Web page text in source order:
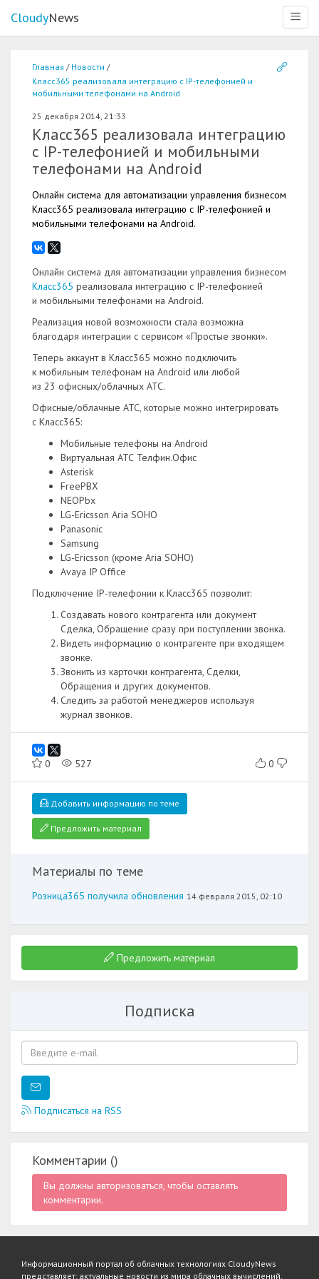
Меню
CloudyNews
Главная
Новости
Класс365 реализовала интеграцию с IP-телефонией и
мобильными телефонами на Android
25 декабря 2014, 21:33
Класс365 реализовала интеграцию
с IP-телефонией и мобильными
телефонами на Android
Онлайн система для автоматизации управления бизнесом
Класс365 реализовала интеграцию с IP-телефонией и
мобильными телефонами на Android.
Онлайн система для автоматизации управления бизнесом
Класс365 реализовала интеграцию с IP-телефонией
и мобильными телефонами на Android.
Реализация новой возможности стала возможна
благодаря интеграции с сервисом «Простые звонки».
Теперь аккаунт в Класс365 можно подключить
к мобильным телефонам на Android или любой
из 23 офисных/облачных АТС.
Офисные/облачные АТС, которые можно интегрировать
с Класс365:
Мобильные телефоны на Android
Виртуальная АТС Телфин.Офис
Asterisk
FreePBX
NEOPbx
LG-Ericsson Aria SOHO
Panasonic
Samsung
LG-Ericsson (кроме Aria SOHO)
Avaya IP Office
Подключение IP-телефонии к Класс365 позволит:
Создавать нового контрагента или документ
Сделка, Обращение сразу при поступлении звонка.
Видеть информацию о контрагенте при входящем
звонке.
Звонить из карточки контрагента, Сделки,
Обращения и других документов.
Следить за работой менеджеров используя
журнал звонков.
0 527 0
Добавить информацию по теме
Предложить материал
Материалы по теме
Розница365 получила обновления 14 февраля 2015, 02:10
Предложить материал
Подписка
Подписаться на RSS
Комментарии ()
Вы должны авторизоваться, чтобы оставлять
комментарии.
Информационный портал об облачных технологиях CloudyNews
представляет: актуальные новости из мира облачных вычислений.